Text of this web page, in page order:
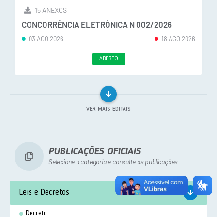
15 ANEXOS
CONCORRÊNCIA ELETRÔNICA N 002/2026
03 AGO 2026 18 AGO 2026
ABERTO
VER MAIS EDITAIS
PUBLICAÇÕES OFICIAIS
Selecione a categoria e consulte as publicações
Leis e Decretos
Decreto